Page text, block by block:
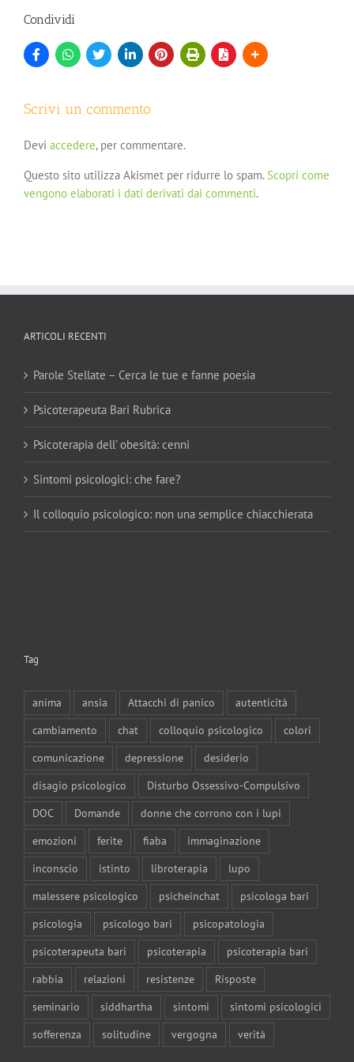
Condividi
Scrivi un commento
Devi accedere, per commentare.
Questo sito utilizza Akismet per ridurre lo spam. Scopri come
vengono elaborati i dati derivati dai commenti.
ARTICOLI RECENTI
Parole Stellate – Cerca le tue e fanne poesia
Psicoterapeuta Bari Rubrica
Psicoterapia dell’ obesità: cenni
Sintomi psicologici: che fare?
Il colloquio psicologico: non una semplice chiacchierata
Tag
anima ansia Attacchi di panico
autenticità
cambiamento
chat colloquio psicologico
colori
comunicazione
depressione
desiderio
disagio psicologico
Disturbo Ossessivo-Compulsivo
DOC
Domande
donne che corrono con i lupi
emozioni
ferite fiaba
immaginazione
inconscio
istinto libroterapia
lupo
malessere psicologico
psicheinchat
psicologa bari
psicologia
psicologo bari
psicopatologia
psicoterapeuta bari
psicoterapia
psicoterapia bari
rabbia
relazioni resistenze
Risposte
seminario
siddhartha sintomi
sintomi psicologici
sofferenza
solitudine vergogna verità